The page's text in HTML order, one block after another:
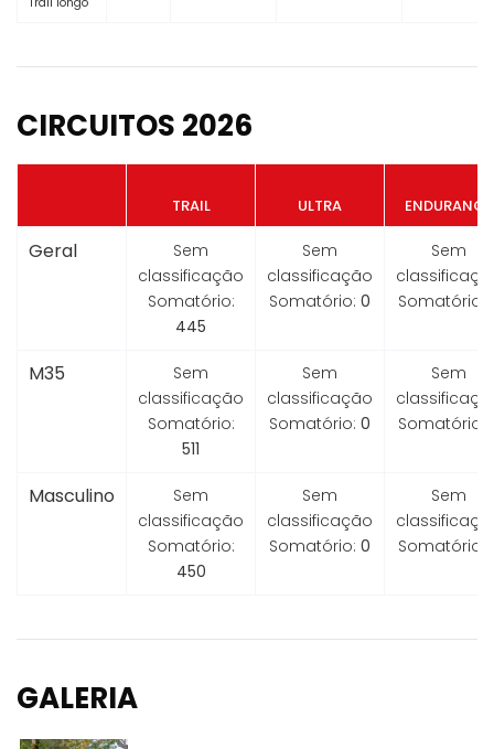
CIRCUITOS 2026
TRAIL ULTRA ENDURANCE
Geral
Sem
classificação
Somatório:
445
Sem
classificação
Somatório: 0
Sem
Somatório:
M35
Sem
classificação
Somatório:
511
Sem
classificação
Somatório: 0
Sem
Somatório:
Masculino
Sem
classificação
Somatório:
450
Sem
classificação
Somatório: 0
Sem
Somatório:
GALERIA